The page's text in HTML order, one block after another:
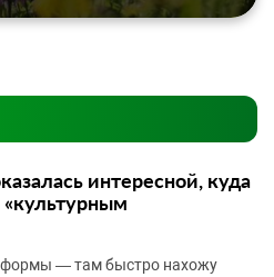
интересной, куда
— там быстро нахожу